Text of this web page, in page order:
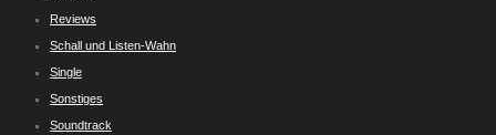
Reviews
Schall und Listen-Wahn
Single
Sonstiges
Soundtrack